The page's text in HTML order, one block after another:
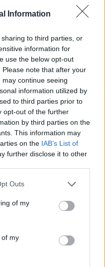
Information
to third parties, or
information for
use the below opt-out
note that after your
continue seeing
information utilized by
to third parties prior to
opt-out of the further
by third parties on the
This information may
on the IAB’s List of
further disclose it to other
Outs
of my
of my
il est conseillé de
huile d’olive et
contribuer à préserver la
Article suivant
Le hantavirus : un virus